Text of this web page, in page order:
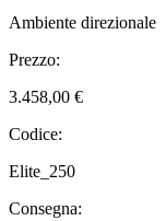
Ambiente direzionale
Prezzo:
3.458,00 €
Codice:
Elite_250
Consegna: